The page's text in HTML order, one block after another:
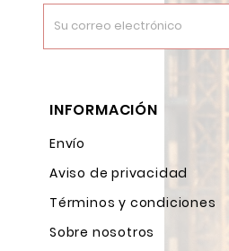
INFORMACIÓN
Envío
Aviso de privacidad
Términos y condiciones
Sobre nosotros